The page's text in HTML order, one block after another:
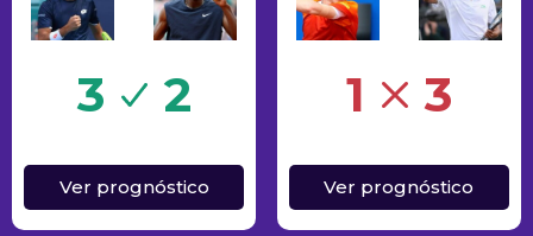
3 2
Ver prognóstico
1
Erro 3
Ver prognóstico